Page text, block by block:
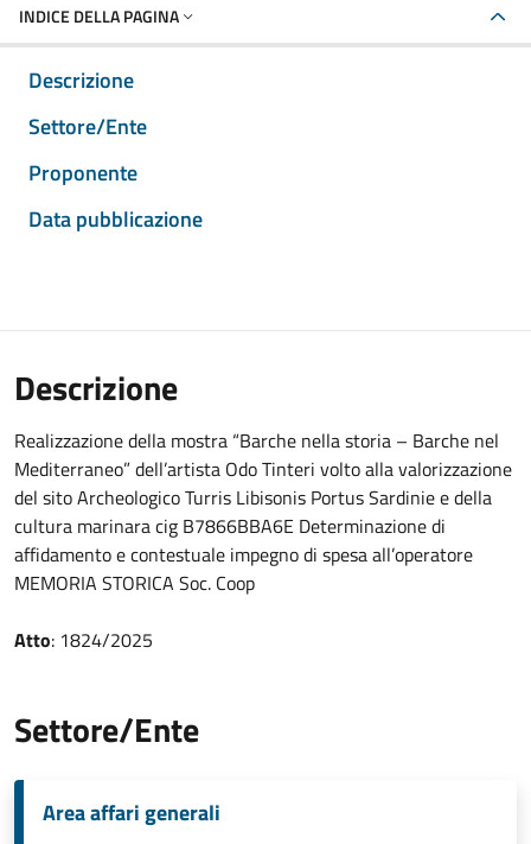
INDICE DELLA PAGINA
Descrizione
Settore/Ente
Proponente
Data pubblicazione
Descrizione
Realizzazione della mostra “Barche nella storia – Barche nel
Mediterraneo” dell’artista Odo Tinteri volto alla valorizzazione
del sito Archeologico Turris Libisonis Portus Sardinie e della
cultura marinara cig B7866BBA6E Determinazione di
affidamento e contestuale impegno di spesa all’operatore
MEMORIA STORICA Soc. Coop
Atto: 1824/2025
Settore/Ente
Area affari generali